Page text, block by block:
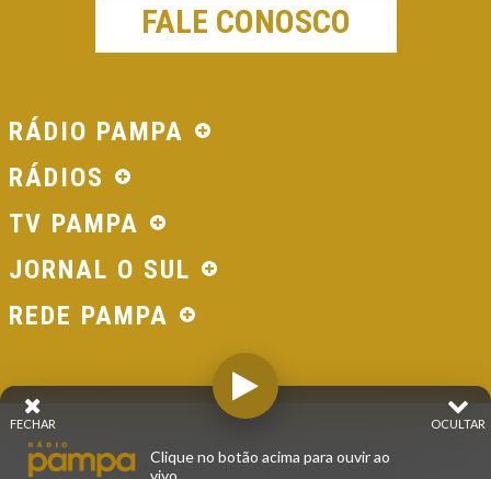
FALE CONOSCO
RÁDIO PAMPA
RÁDIOS
TV PAMPA
JORNAL O SUL
REDE PAMPA
© 2026 - Direitos Reservados - Rádio Pampa - Rede
Pampa de Comunicação | RS - Brasil.
OCULTAR
FECHAR
Clique no botão acima para ouvir ao